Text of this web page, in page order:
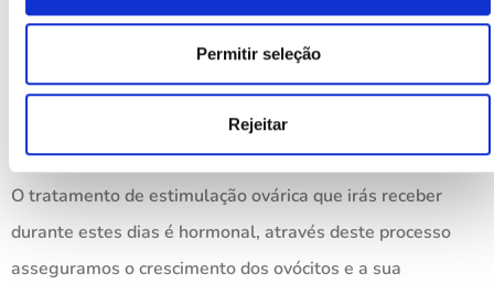
Permitir seleção
Rejeitar
por dia para responder a qualquer dúvida que possa surgir
durante a sua aplicação. Além disso, deve saber que antes
O tratamento de estimulação ovárica que irás receber
durante estes dias é hormonal, através deste processo
asseguramos o crescimento dos ovócitos e a sua